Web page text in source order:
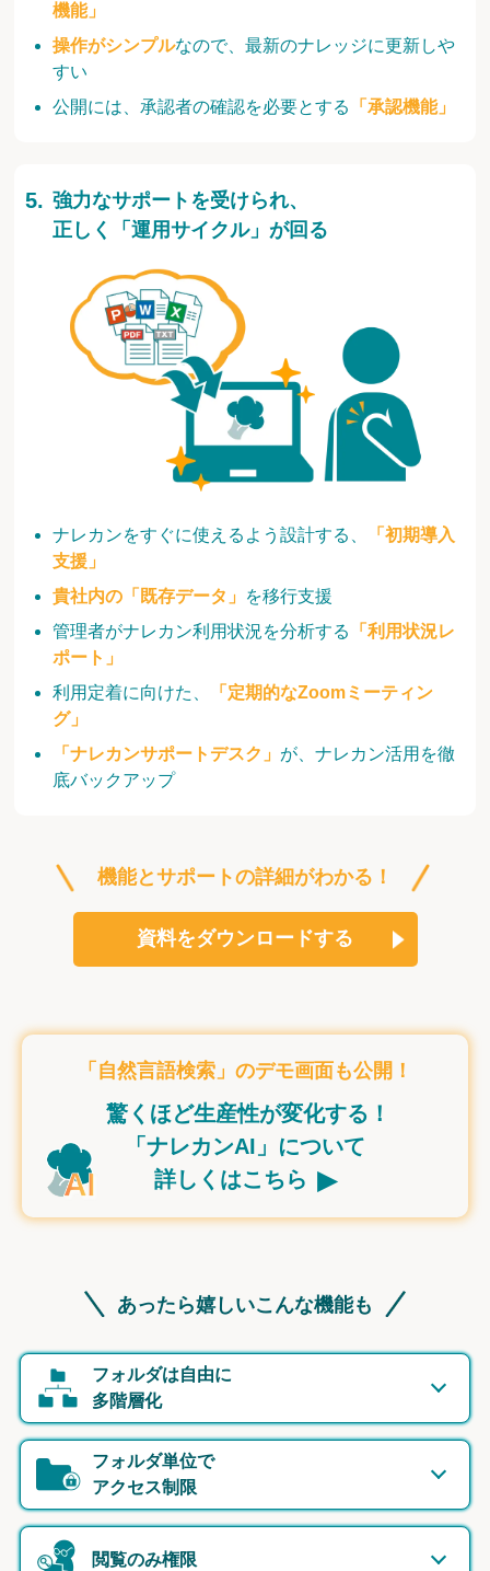
機能」
操作がシンプルなので、最新のナレッジに更新しや
すい
公開には、承認者の確認を必要とする
「承認機能」
ナレカンをすぐに使えるよう設計する、
「初期導入
支援」
貴社内の「既存データ」 を移行支援
管理者がナレカン利用状況を分析する
「利用状況レ
ポート」
利用定着に向けた、
「定期的なZoomミーティン
グ」
「ナレカンサポートデスク」 が、ナレカン活用を徹
底バックアップ
強力なサポートを受けられ、
正しく「運用サイクル」が回る
機能とサポートの詳細がわかる！
資料をダウンロードする
「自然言語検索」のデモ画面も公開！
驚くほど生産性が変化する！
「ナレカンAI」について
詳しくはこちら ▸
あったら嬉しいこんな機能も
フォルダは自由に
多階層化
フォルダ単位で
アクセス制限
閲覧のみ権限